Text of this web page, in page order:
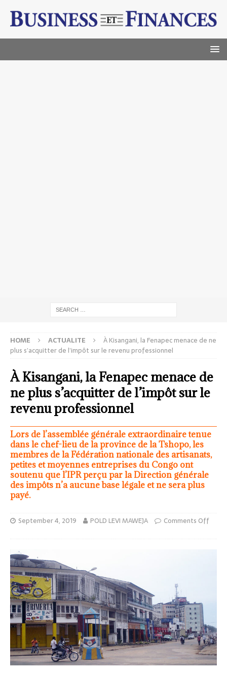
HOME ACTUALITE
À Kisangani, la Fenapec menace de ne
plus s’acquitter de l’impôt sur le revenu professionnel
À Kisangani, la Fenapec menace de
ne plus s’acquitter de l’impôt sur le
revenu professionnel
Lors de l’assemblée générale extraordinaire tenue
dans le chef-lieu de la province de la Tshopo, les
membres de la Fédération nationale des artisanats,
petites et moyennes entreprises du Congo ont
soutenu que l’IPR perçu par la Direction générale
des impôts n’a aucune base légale et ne sera plus
payé.
September 4, 2019 POLD LEVI MAWEJA Comments Off